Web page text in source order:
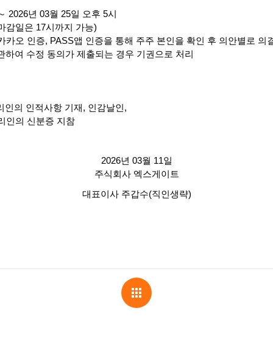
2026년 03월 25일 오후 5시
감일은 17시까지 가능)
카오 인증, PASS앱 인증을 통해 주주 본인을 확인 후 의안별로 의
여 수정 동의가 제출되는 경우 기권으로 처리
인의 인적사항 기재 , 인감날인 ,
인의 신분증 지참
2026년 03월 11일
주식회사 엑스게이트
대표이사 주갑수(직인생략)